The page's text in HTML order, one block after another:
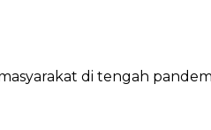
di tengah